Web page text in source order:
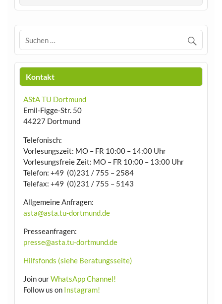
Kontakt
AStA TU Dortmund
Emil-Figge-Str. 50
44227 Dortmund
Telefonisch:
Vorlesungszeit: MO – FR 10:00 – 14:00 Uhr
Vorlesungsfreie Zeit: MO – FR 10:00 – 13:00 Uhr
Telefon: +49 (0)231 / 755 – 2584
Telefax: +49 (0)231 / 755 – 5143
Allgemeine Anfragen:
asta@asta.tu-dortmund.de
Presseanfragen:
presse@asta.tu-dortmund.de
Hilfsfonds (siehe Beratungsseite)
Join ourWhatsApp Channel!
Follow us on Instagram!